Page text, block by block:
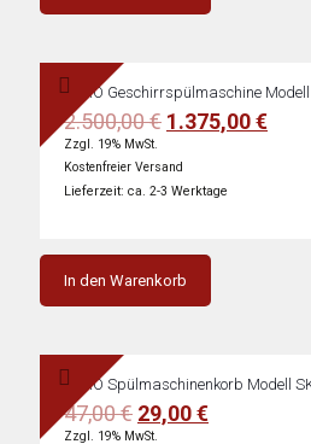
SARO Geschirrspülmaschine Modell
2.500,00€ Ursprünglicher
war:
2.500,00 €
1.375,00€
Zzgl. 19% MwSt.
Kostenfreier Versand
Lieferzeit: ca. 2-3 Werktage
In den Warenkorb
SARO Spülmaschinenkorb Modell
47,00€ Ursprünglicher
Preis
29,00€Aktueller
Zzgl. 19% MwSt.